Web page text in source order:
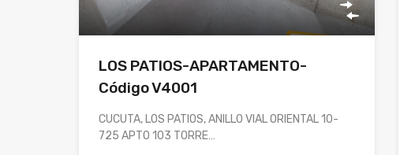
LOS PATIOS-APARTAMENTO-
Código V4001
CUCUTA, LOS PATIOS, ANILLO VIAL ORIENTAL 10-
725 APTO 103 TORRE…